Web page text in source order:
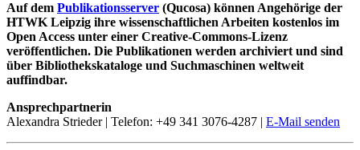
Auf dem Publikationsserver (Qucosa) können Angehörige der
HTWK Leipzig ihre wissenschaftlichen Arbeiten kostenlos im
Open Access unter einer Creative-Commons-Lizenz
veröffentlichen. Die Publikationen werden archiviert und sind
über Bibliothekskataloge und Suchmaschinen weltweit
auffindbar.
Ansprechpartnerin
Alexandra Strieder | Telefon: +49 341 3076-4287 | E-Mail senden